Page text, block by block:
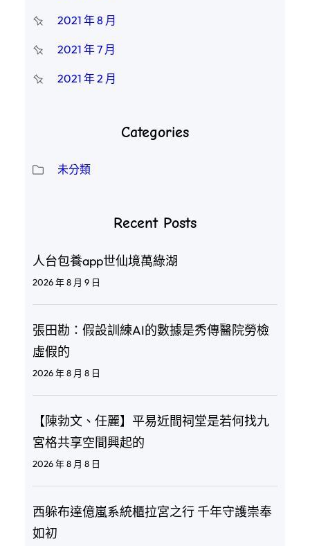
2021 年 8 月
2021 年 7 月
2021 年 2 月
Categories
未分類
Recent Posts
人台包養app世仙境萬綠湖
2026 年 8 月 9 日
張田勘：假設訓練AI的數據是秀傳醫院勞檢
虛假的
2026 年 8 月 8 日
【陳勃文、任麗】平易近間祠堂是若何找九
宮格共享空間興起的
2026 年 8 月 8 日
西躲布達億嵐系統櫃拉宮之行 千年守護崇奉
如初